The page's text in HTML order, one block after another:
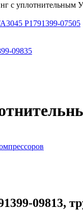
с уплотнительным
P1791399-07505
09835
09813,